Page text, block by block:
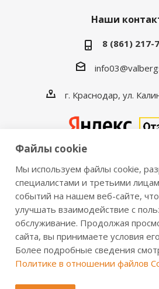
Наши
8 (861) 217-
г. Краснодар, ул.
2016-2026 © VALBERGSAFE.RU
сейфов Valberg и
Продажа сейфов для дома и
шкафов, стеллажей,
Информация о розничных
характеристиках, наличии на
характер и не является
определяемой положениями из
Файлы cookie
Мы используем файлы cookie,
специалистами и третьими
событий на нашем веб-сайте,
улучшать взаимодействие с
обслуживание. Продолжая
сайта, вы принимаете условия
Более подробные сведения
Политике в отношении файлов